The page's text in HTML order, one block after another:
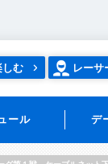
しむ レーサ
ール デ